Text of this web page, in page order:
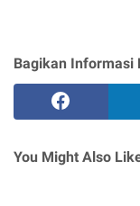
Bagikan Informasi
You Might Also